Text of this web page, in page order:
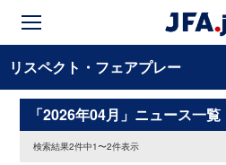
リスペクト・フェアプレー
「2026年04月」ニュース一覧
検索結果2件中1〜2件表示